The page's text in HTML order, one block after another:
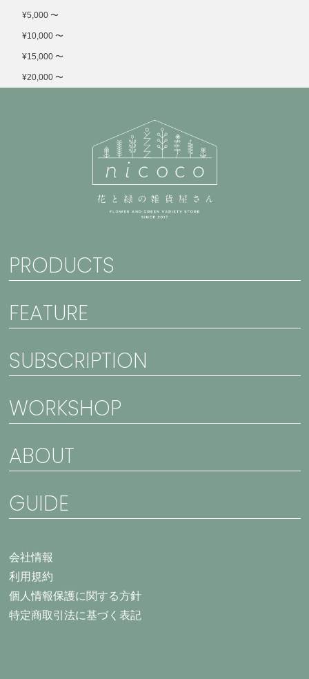
¥5,000 〜
¥10,000 〜
¥15,000 〜
¥20,000 〜
PRODUCTS
FEATURE
SUBSCRIPTION
WORKSHOP
ABOUT
GUIDE
会社情報
利用規約
個人情報保護に関する方針
特定商取引法に基づく表記